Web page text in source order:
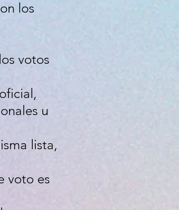
los
votos
u
lista,
voto es